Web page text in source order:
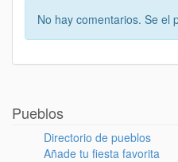
No hay comentarios. Se el
Pueblos
Directorio de pueblos
Añade tu fiesta favorita